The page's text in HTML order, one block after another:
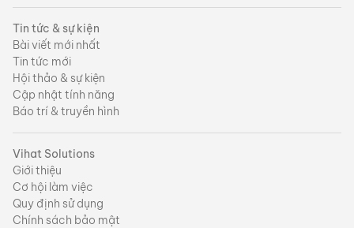
Tin tức & sự kiện
Bài viết mới nhất
Tin tức mới
Hội thảo & sự kiện
Cập nhật tính năng
Báo trí & truyền hình
Vihat Solutions
Giới thiệu
Cơ hội làm việc
Quy định sử dụng
Chính sách bảo mật